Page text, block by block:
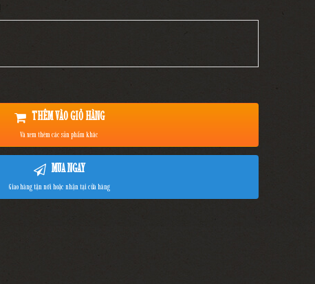
THÊM VÀO GIỎ HÀNG
Và xem thêm các sản phẩm khác
MUA NGAY
Giao hàng tận nơi hoặc nhận tại cửa hàng